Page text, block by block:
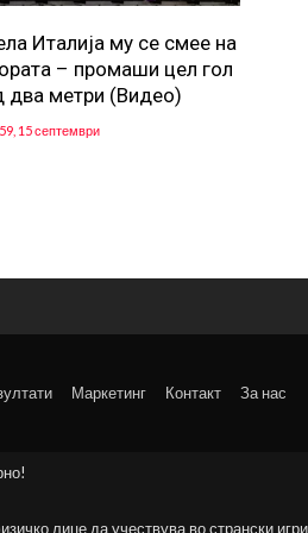
Италија му се смее на
– промаши цел гол
два метри (Видео)
15 септември
Маркетинг Контакт За нас
лице да учествува во странски